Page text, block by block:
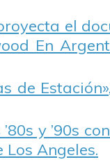
el
En
de
y ’90s
Angeles.